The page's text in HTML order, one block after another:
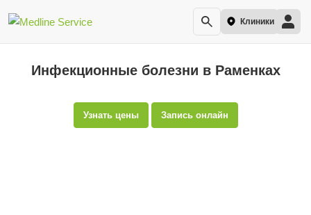
Клиники
Инфекционные болезни в Раменках
Узнать цены Запись онлайн